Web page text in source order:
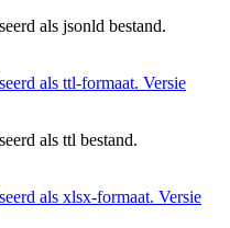
als jsonld bestand.
als ttl-formaat. Versie
als ttl bestand.
als xlsx-formaat. Versie